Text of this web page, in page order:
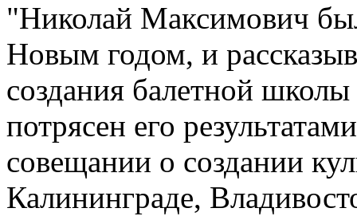
"Николай Максимович
Новым годом, и
создания балетной
потрясен его
совещании о создании
Калининграде,